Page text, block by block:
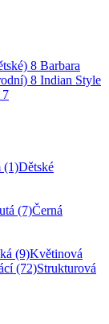
8 Barbara
8 Indian Style
7
(1)Dětské
(7)Černá
(9)Květinová
(72)Strukturová